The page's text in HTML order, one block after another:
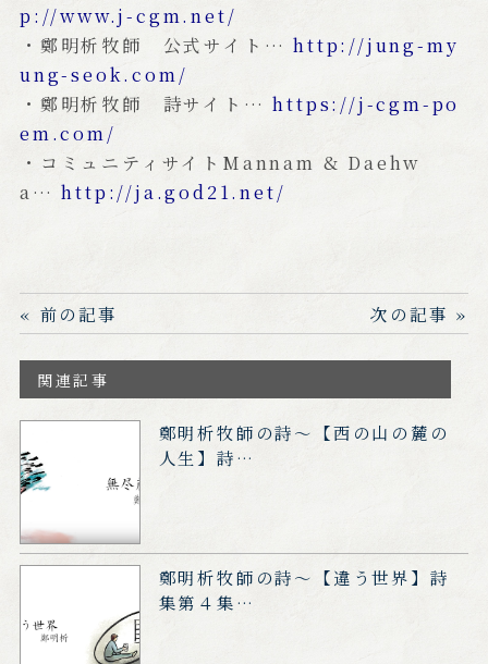
p://www.j-cgm.net/
・鄭明析牧師 公式サイト…http://jung-my
ung-seok.com/
・鄭明析牧師 詩サイト…https://j-cgm-po
em.com/
・コミュニティサイトMannam & Daehw
a…http://ja.god21.net/
« 前の記事 次の記事 »
関連記事
鄭明析牧師の詩～【西の山の麓の
人生】詩…
鄭明析牧師の詩～【違う世界】詩
集第４集…